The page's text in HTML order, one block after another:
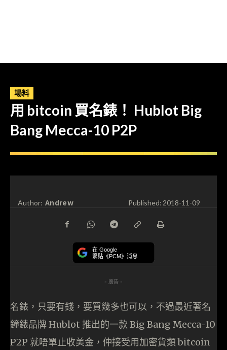
場料
用 bitcoin 買名錶！ Hublot Big
Bang Mecca-10 P2P
Author: Andrew Published:2018-11-09
在 Google
緊貼《PCM》消息
- 廣告 -
名錶，只要有錢，要買幾多也可以，不過最近著名
鐘錶品牌 Hublot 推出的一款 Big Bang Mecca-10
P2P 就唔單止收美金，仲接受用加密貨類 bitcoin